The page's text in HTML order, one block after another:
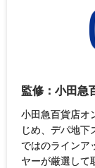
監修：小田急
小田急百貨店オ
じめ、デパ地下
ではのラインア
ヤーが厳選して